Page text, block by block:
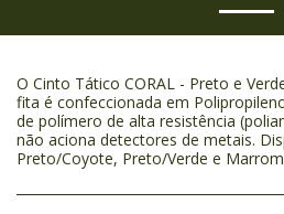
O Cinto Tático CORAL - Preto e
fita é confeccionada em
de polímero de alta resistência
não aciona detectores de metais.
Preto/Coyote, Preto/Verde e